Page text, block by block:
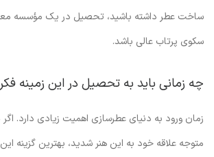
ساخت عطر داشته باشید، تحصیل در یک مؤسسه
سکوی پرتاب عالی باشد.
چه زمانی باید به تحصیل در این زمینه
زمان ورود به دنیای عطرسازی اهمیت زیادی دارد.
متوجه علاقه خود به این هنر شدید، بهترین گزینه